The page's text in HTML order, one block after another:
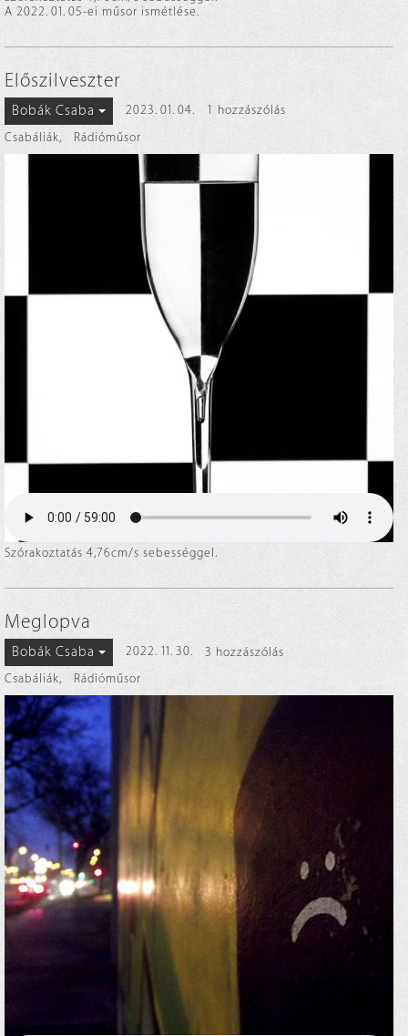
A 2022. 01. 05-ei műsor ismétlése.
Előszilveszter
Bobák Csaba 2023. 01. 04.
1 hozzászólás
Csabáliák, Rádióműsor
Szórakoztatás 4,76cm/s sebességgel.
Meglopva
Bobák Csaba 2022. 11. 30.
3 hozzászólás
Csabáliák, Rádióműsor